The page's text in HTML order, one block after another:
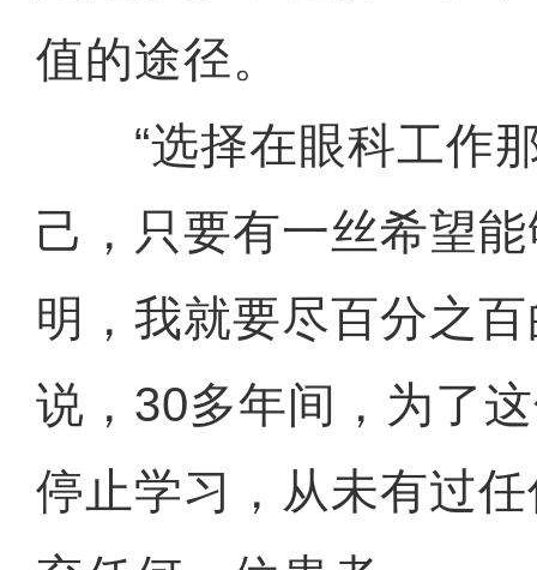
值的途径。
“选择在眼科工作那
己，只要有一丝希望
明，我就要尽百分之
说，30多年间，为了
停止学习，从未有过